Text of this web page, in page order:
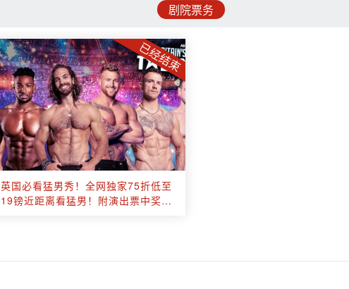
剧院票务
已经结束
英国必看猛男秀！全网独家75折低至
19镑近距离看猛男！附演出票中奖攻